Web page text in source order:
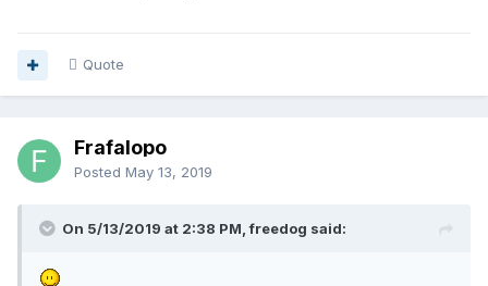
Quote
Frafalopo
Posted May 13, 2019
On 5/13/2019 at 2:38 PM, freedog said: